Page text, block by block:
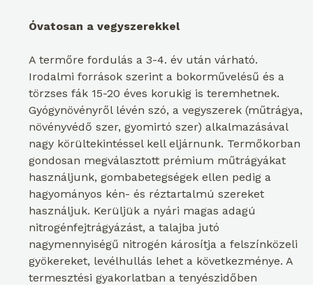
Óvatosan a vegyszerekkel
A termőre fordulás a 3-4. év után várható.
Irodalmi források szerint a bokorművelésű és a
törzses fák 15-20 éves korukig is teremhetnek.
Gyógynövényről lévén szó, a vegyszerek (műtrágya,
növényvédő szer, gyomirtó szer) alkalmazásával
nagy körültekintéssel kell eljárnunk. Termőkorban
gondosan megválasztott prémium műtrágyákat
használjunk, gombabetegségek ellen pedig a
hagyományos kén- és réztartalmú szereket
használjuk. Kerüljük a nyári magas adagú
nitrogénfejtrágyázást, a talajba jutó
nagymennyiségű nitrogén károsítja a felszínközeli
gyökereket, levélhullás lehet a következménye. A
termesztési gyakorlatban a tenyészidőben